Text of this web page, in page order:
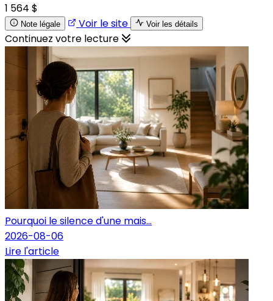
1 564 $
Note légale Voir le site Voir les détails
Continuez votre lecture
Pourquoi le silence d'une mais...
2026-08-06
Lire l'article